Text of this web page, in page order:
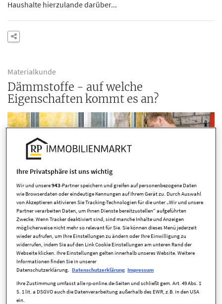
Haushalte hierzulande darüber...
Materialkunde
Dämmstoffe - auf welche
Eigenschaften kommt es an?
In den wärmeren Monaten ist der ideale Zeitpunkt, um über
die Dämmung am Haus nachzudenken und sie zu planen.
Worauf Sie bei der Auswahl des Dämmstoffes achten sollten.
Ihre Privatsphäre ist uns wichtig
Wir und unsere943-Partner speichern und greifen auf personenbezogene Daten
wie Browserdaten oder eindeutige Kennungen auf Ihrem Gerät zu. Durch Auswahl
von Akzeptieren aktivieren Sie Tracking-Technologien für die unter „Wir und unsere
Partner verarbeiten Daten, um Ihnen Dienste bereitzustellen“ aufgeführten
Zwecke. Wenn Tracker deaktiviert sind, sind manche Inhalte und Anzeigen
möglicherweise nicht mehr so relevant für Sie. Sie können dieses Menü jederzeit
wieder aufrufen, um Ihre Einstellungen zu ändern oder Ihre Einwilligung zu
widerrufen, indem Sie auf den Link Cookie Einstellungen am unteren Rand der
Webseite klicken. Ihre Einstellungen gelten innerhalb unseres Website. Weitere
Informationen finden Sie in unserer
Datenschutzerklärung. Datenschutzerklärung Impressum
Ihre Zustimmung umfasst alle rp-online.de-Seiten und schließt gem. Art. 49 Abs. 1
S. 1 lit. a DSGVO auch die Datenverarbeitung außerhalb des EWR, z.B. in den USA
ein.